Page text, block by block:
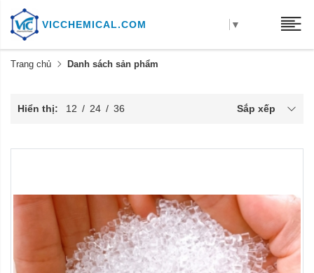
VICCHEMICAL.COM ▼
Trang chủ Danh sách sản phẩm
Hiển thị: 12 / 24 / 36 Sắp xếp